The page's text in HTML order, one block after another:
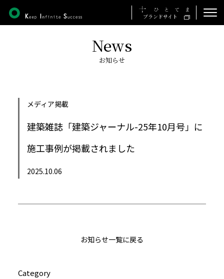
ブランドサイト
会社について
採用について
News
お知らせ
メディア掲載
建築雑誌「建築ジャーナル-25年10月号」に
施工事例が掲載されました
2025.10.06
お知らせ一覧に戻る
Category